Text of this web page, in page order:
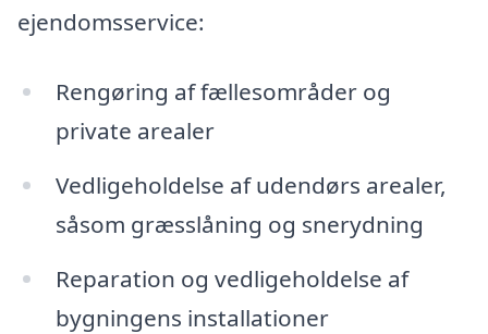
ejendomsservice:
Rengøring af fællesområder og
private arealer
Vedligeholdelse af udendørs arealer,
såsom græsslåning og snerydning
Reparation og vedligeholdelse af
bygningens installationer